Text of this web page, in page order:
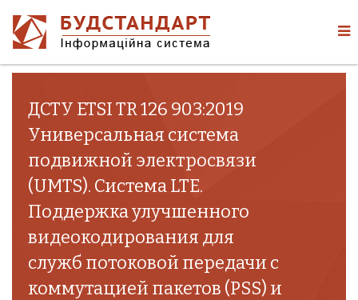
ДСТУ ETSI TR 126 903:2019
Универсальная система
подвижной электросвязи
(UMTS). Система LTE.
Поддержка улучшенного
видеокодирования для
служб потоковой передачи с
коммутацией пакетов (PSS) и